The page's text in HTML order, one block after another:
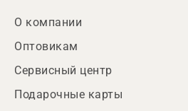
О компании
Оптовикам
Сервисный центр
Подарочные карты